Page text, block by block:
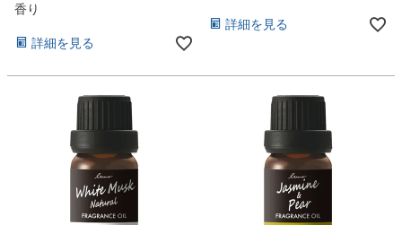
香り
詳細を見る
詳細を見る